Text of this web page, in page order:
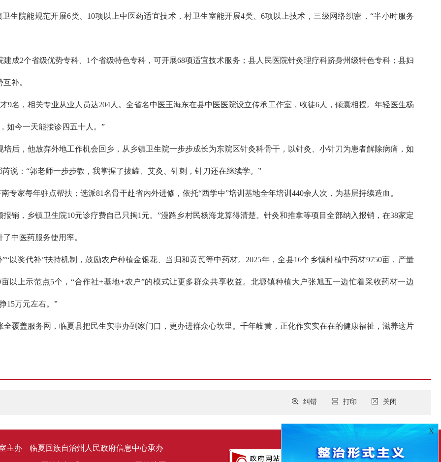
生院能规范开展6类、10项以上中医药适宜技术，村卫生室能开展4类、6项以上技术，三级网络织密，“半小时服务
成2个省级优势专科、1个省级特色专科，可开展68项适宜技术服务；县人民医院针灸理疗科跻身州级特色专科；县妇
补。
9名，相关专业从业人员达204人。全省名中医王海东在县中医医院设立传承工作室，收徒6人，倾囊相授。年轻医生杨
如今一天能接诊四五十人。”
后，他放弃外地工作机会回乡，从乡镇卫生院一步步成长为东院区针灸科骨干，以针灸、小针刀为患者解除病痛，如
说：“郭老师一步步教，我掌握了拔罐、艾灸、针刺，针刀还在继续学。”
专家每年驻点帮扶；选派81名骨干赴省内外进修，依托“西学中”培训基地全年培训440余人次，为基层持续造血。
销，乡镇卫生院10元诊疗费自己只掏1元。”漫路乡村民杨海龙算得清楚。针灸和推拿等项目全部纳入报销，在38家定
中医药服务使用率。
以奖代补”扶持机制，鼓励农户种植金银花、当归和黄芪等中药材。2025年，全县16个乡镇种植中药材9750亩，产量
以上示范点5个，“合作社+基地+农户”的模式让更多群众共享收益。北塬镇种植大户张旭五一边忙着采收药材一边
15万元左右。”
覆盖服务网，临夏县把民生实事办到家门口，更办进群众心坎里。千年岐黄，正化作实实在在的健康福祉，滋养这片
关闭
打印
纠错
主办 临夏回族自治州人民政府信息中心承办
X